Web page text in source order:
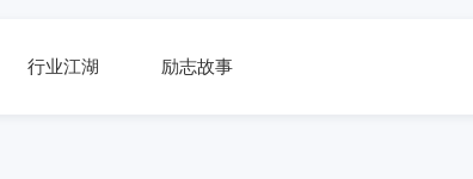
行业江湖 励志故事